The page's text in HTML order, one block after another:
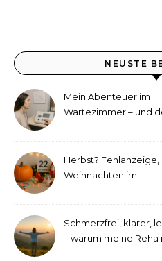
NEUSTE
Mein Abenteuer im
Wartezimmer – und
Herbst? Fehlanzeige,
Weihnachten im
Schmerzfrei, klarer,
– warum meine Reha